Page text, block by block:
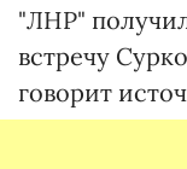
"ЛНР"
встречу
говорит